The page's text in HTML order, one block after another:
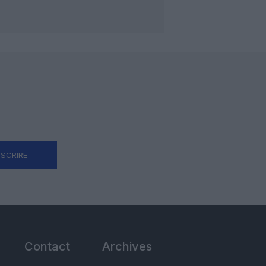
Contact Archives